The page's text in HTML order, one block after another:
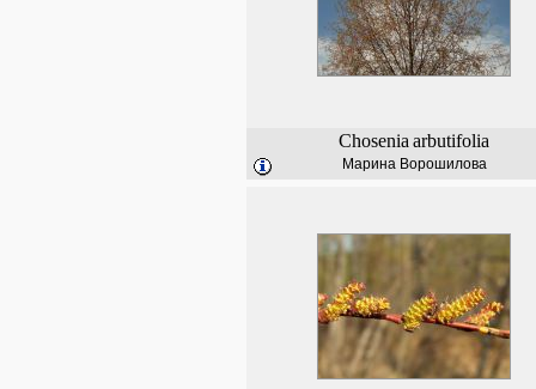
Chosenia arbutifolia
Марина Ворошилова